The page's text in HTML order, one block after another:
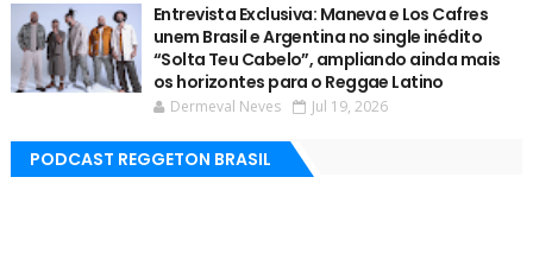
Entrevista Exclusiva: Maneva e Los Cafres
unem Brasil e Argentina no single inédito
“Solta Teu Cabelo”, ampliando ainda mais
os horizontes para o Reggae Latino
Dermeval Neves Jul 19, 2026
PODCAST REGGETON BRASIL